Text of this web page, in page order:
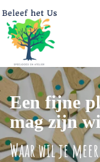
naar
de
inhoud
Een fijne
mag zijn
Waar wil je